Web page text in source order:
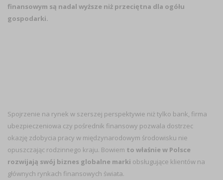
finansowym są nadal wyższe niż przeciętna dla ogółu
gospodarki.
Spojrzenie na rynek w szerszej perspektywie niż tylko bank, firma
ubezpieczeniowa czy pośrednik finansowy pozwala dostrzec
okazję zdobycia pracy w międzynarodowym środowisku nie
opuszczając rodzinnego kraju. Bowiem to właśnie w Polsce
rozwijają swój biznes globalne marki obsługujące klientów na
głównych rynkach finansowych świata.